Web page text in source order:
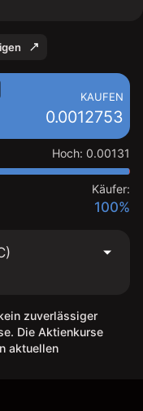
KAUFEN
0.0012753
Hoch: 0.00131
Käufer:
100%
zuverlässiger
Die Aktienkurse
aktuellen